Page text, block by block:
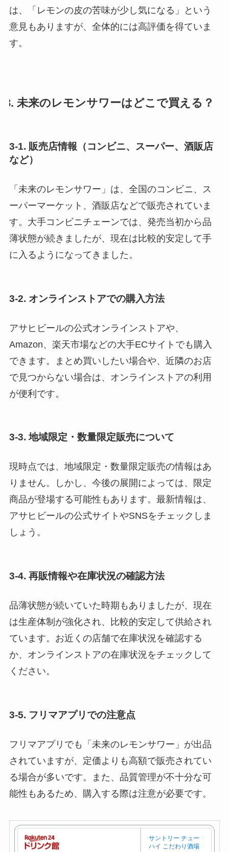
は、「レモンの皮の苦味が少し気になる」という
意見もありますが、全体的には高評価を得ていま
す。
3. 未来のレモンサワーはどこで買える？
3-1. 販売店情報（コンビニ、スーパー、酒販店
など）
「未来のレモンサワー」は、全国のコンビニ、ス
ーパーマーケット、酒販店などで販売されていま
す。大手コンビニチェーンでは、発売当初から品
薄状態が続きましたが、現在は比較的安定して手
に入るようになってきました。
3-2. オンラインストアでの購入方法
アサヒビールの公式オンラインストアや、
Amazon、楽天市場などの大手ECサイトでも購入
できます。まとめ買いしたい場合や、近隣のお店
で見つからない場合は、オンラインストアの利用
が便利です。
3-3. 地域限定・数量限定販売について
現時点では、地域限定・数量限定販売の情報はあ
りません。しかし、今後の展開によっては、限定
商品が登場する可能性もあります。最新情報は、
アサヒビールの公式サイトやSNSをチェックしま
しょう。
3-4. 再販情報や在庫状況の確認方法
品薄状態が続いていた時期もありましたが、現在
は生産体制が強化され、比較的安定して供給され
ています。お近くの店舗で在庫状況を確認する
か、オンラインストアの在庫状況をチェックして
ください。
3-5. フリマアプリでの注意点
フリマアプリでも「未来のレモンサワー」が出品
されていますが、定価よりも高額で販売されてい
る場合が多いです。また、品質管理が不十分な可
能性もあるため、購入する際は注意が必要です。
サントリー チュー
ハイ こだわり酒場